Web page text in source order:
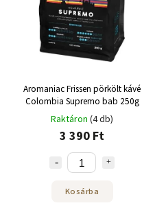
Aromaniac Frissen pörkölt kávé
Colombia Supremo bab 250g
Raktáron (4 db)
3 390 Ft
Kosárba